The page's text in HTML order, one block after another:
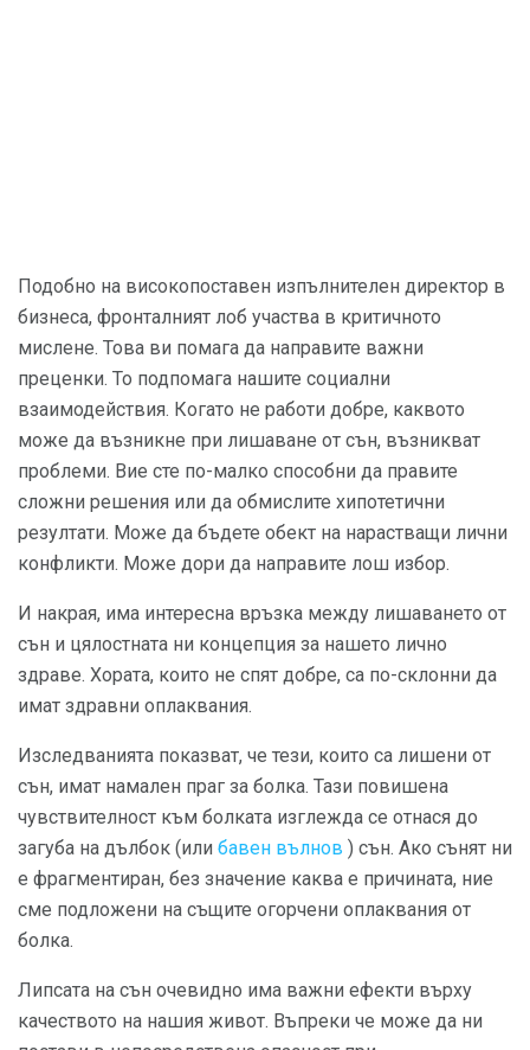
Подобно на високопоставен изпълнителен директор в
бизнеса, фронталният лоб участва в критичното
мислене. Това ви помага да направите важни
преценки. То подпомага нашите социални
взаимодействия. Когато не работи добре, каквото
може да възникне при лишаване от сън, възникват
проблеми. Вие сте по-малко способни да правите
сложни решения или да обмислите хипотетични
резултати. Може да бъдете обект на нарастващи лични
конфликти. Може дори да направите лош избор.
И накрая, има интересна връзка между лишаването от
сън и цялостната ни концепция за нашето лично
здраве. Хората, които не спят добре, са по-склонни да
имат здравни оплаквания.
Изследванията показват, че тези, които са лишени от
сън, имат намален праг за болка. Тази повишена
чувствителност към болката изглежда се отнася до
загуба на дълбок (или бавен вълнов ) сън. Ако сънят ни
е фрагментиран, без значение каква е причината, ние
сме подложени на същите огорчени оплаквания от
болка.
Липсата на сън очевидно има важни ефекти върху
качеството на нашия живот. Въпреки че може да ни